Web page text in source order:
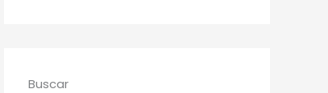
Buscar